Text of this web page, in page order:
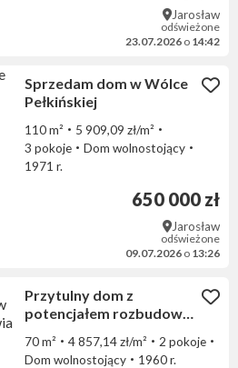
Jarosław
odświeżone
23.07.2026 o 14:42
Sprzedam dom w Wólce
Pełkińskiej
110 m²
5 909,09 zł/m²
3 pokoje
Dom wolnostojący
1971 r.
650 000 zł
Jarosław
odświeżone
09.07.2026 o 13:26
Przytulny dom z
potencjałem rozbudowy
Jarosławia
70 m² 4 857,14 zł/m²
2 pokoje
Dom wolnostojący
1960 r.